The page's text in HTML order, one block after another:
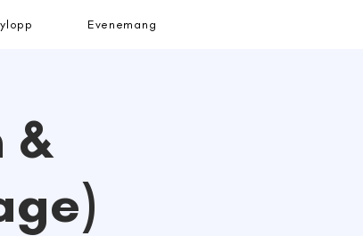
Evenemang
&